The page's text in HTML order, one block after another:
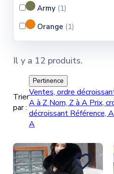
Army (1)
Orange (1)
Il y a 12 produits.
Trier
par :
Pertinence
Ventes, ordre
A à Z Nom, Z à A Prix,
décroissant Référence,
A